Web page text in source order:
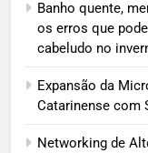
Banho quente,
os erros que
cabeludo no
Expansão da
Catarinense com
Networking de